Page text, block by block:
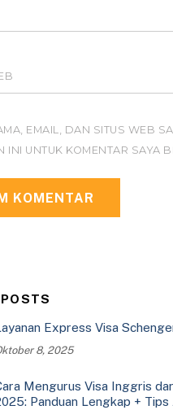
EMAIL, DAN SITUS WEB
INI UNTUK KOMENTAR SAYA
Express Visa
8, 2025
Mengurus Visa Inggris
Panduan Lengkap +